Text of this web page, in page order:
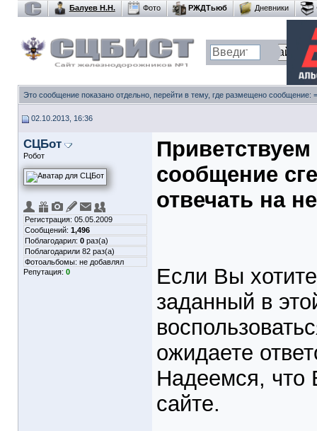
Балуев Н.Н. Фото РЖДТьюб Дневники
Это сообщение показано отдельно, перейти в тему, где размещено сообщение:
02.10.2013, 16:36
СЦБот
Робот
Регистрация: 05.05.2009
Сообщений: 1,496
Поблагодарил: 0 раз(а)
Поблагодарили 82 раз(а)
Фотоальбомы: не добавлял
Репутация: 0
сообщение
отвечать на
Если Вы
заданный в
ожидаете
Надеемся, что
сайте.